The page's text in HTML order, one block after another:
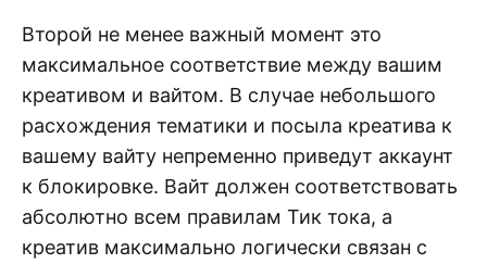
Второй не менее важный момент это
максимальное соответствие между вашим
креативом и вайтом. В случае небольшого
расхождения тематики и посыла креатива к
вашему вайту непременно приведут аккаунт
к блокировке. Вайт должен соответствовать
абсолютно всем правилам Тик тока, а
креатив максимально логически связан с